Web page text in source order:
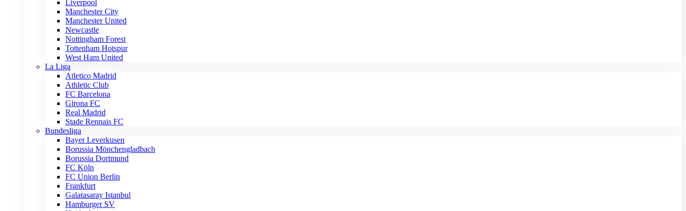
Liverpool
Manchester City
Manchester United
Newcastle
Nottingham Forest
Tottenham Hotspur
West Ham United
La Liga
Atletico Madrid
Athletic Club
FC Barcelona
Girona FC
Real Madrid
Stade Rennais FC
Bundesliga
Bayer Leverkusen
Borussia Mönchengladbach
Borussia Dortmund
FC Köln
FC Union Berlin
Frankfurt
Galatasaray Istanbul
Hamburger SV